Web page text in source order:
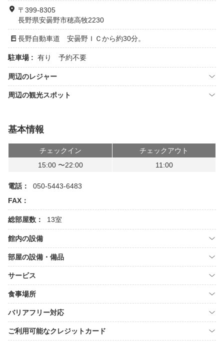
〒399-8305
長野県安曇野市穂高牧2230
長野自動車道 安曇野ＩＣから約30分。
駐車場 : 有り 予約不要
周辺のレジャー
周辺の観光スポット
基本情報
チェックイン
チェックアウト
15:00 〜22:00
11:00
電話：
050-5443-6483
FAX：
総部屋数： 13室
館内の設備
部屋の設備・備品
サービス
食事場所
バリアフリー対応
ご利用可能なクレジットカード